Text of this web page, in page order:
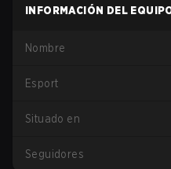
INFORMACIÓN DEL
Nombre
Esport
Situado en
Seguidores